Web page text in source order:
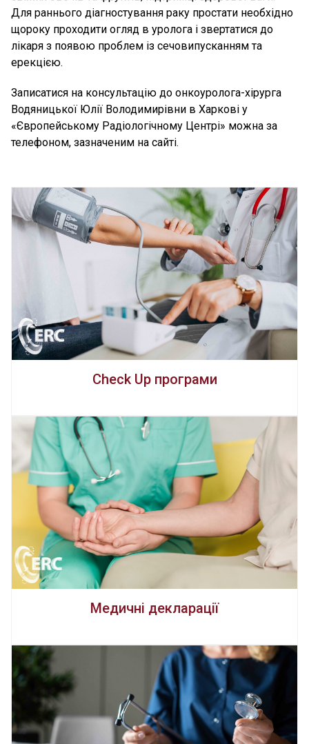
Для раннього діагностування раку простати необхідно
щороку проходити огляд в уролога і звертатися до
лікаря з появою проблем із сечовипусканням та
ерекцією.
Записатися на консультацію до онкоуролога-хірурга
Водяницької Юлії Володимирівни в Харкові у
«Європейському Радіологічному Центрі» можна за
телефоном, зазначеним на сайті.
Check Up програми
Медичні декларації